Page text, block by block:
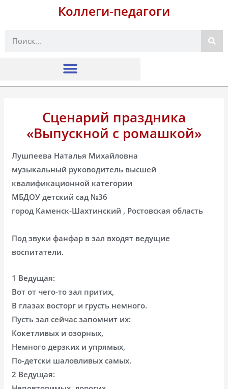
Коллеги-педагоги
Поиск
Сценарий праздника
«Выпускной с ромашкой»
Лушпеева Наталья Михайловна
музыкальный руководитель высшей
квалификационной категории
МБДОУ детский сад №36
город Каменск-Шахтинский , Ростовская область
Под звуки фанфар в зал входят ведущие
воспитатели.
1 Ведущая:
Вот от чего-то зал притих,
В глазах восторг и грусть немного.
Пусть зал сейчас запомнит их:
Кокетливых и озорных,
Немного дерзких и упрямых,
По-детски шаловливых самых.
2 Ведущая: